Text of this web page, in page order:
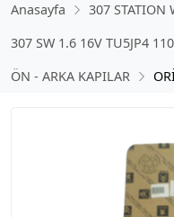
Anasayfa
307 STATION
307 SW 1.6 16V TU5JP4
ÖN - ARKA KAPILAR